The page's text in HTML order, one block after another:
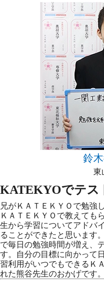
鈴
東
KATEKYOでテス
兄がＫＡＴＥＫＹＯで勉強
ＫＡＴＥＫＹＯで教えても
生から学習についてアドバ
ることができたと思います
で毎日の勉強時間が増え、
す。自分の目標に向かって
習利用がいつでもできるＫ
れた熊谷先生のおかげです。